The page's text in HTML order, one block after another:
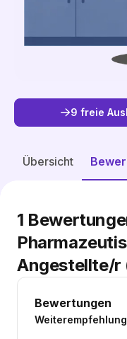
9 freie
Übersicht
Bewertungen
1
Angestellte/r